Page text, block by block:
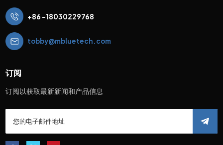
+86 -18030229768
tobby@mbluetech.com
订阅
订阅以获取最新新闻和产品信息